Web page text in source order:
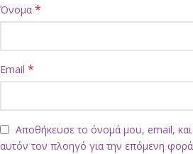
Όνομα *
Email *
Αποθήκευσε το όνομά μου, email,
αυτόν τον πλοηγό για την επόμενη